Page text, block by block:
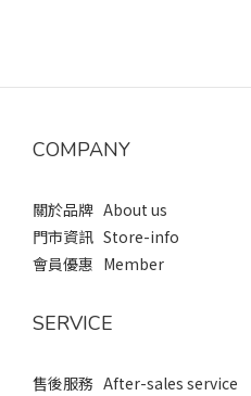
COMPANY
關於品牌 About us
門市資訊 Store-info
會員優惠 Member
SERVICE
售後服務 After-sales service